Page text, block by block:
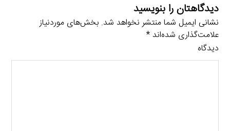
دیدگاهتان را بنویسید
نشانی ایمیل شما منتشر نخواهد شد. بخش‌های موردنیاز
علامت‌گذاری شده‌اند*
دیدگاه